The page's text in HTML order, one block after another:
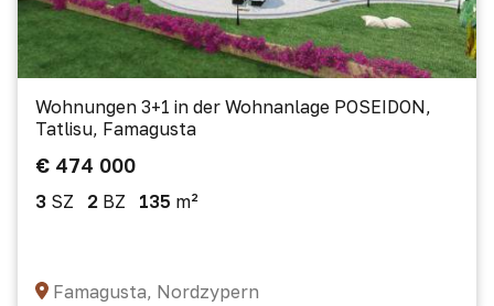
Wohnungen 3+1 in der Wohnanlage POSEIDON,
Tatlisu, Famagusta
€ 474 000
3 SZ 2 BZ 135 m²
Famagusta, Nordzypern